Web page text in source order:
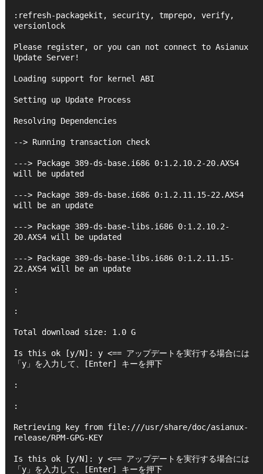
:refresh-packagekit, security, tmprepo, verify,
versionlock
Please register, or you can not connect to Asianux
Update Server!
Loading support for kernel ABI
Setting up Update Process
Resolving Dependencies
--> Running transaction check
---> Package 389-ds-base.i686 0:1.2.10.2-20.AXS4
will be updated
---> Package 389-ds-base.i686 0:1.2.11.15-22.AXS4
will be an update
---> Package 389-ds-base-libs.i686 0:1.2.10.2-
20.AXS4 will be updated
---> Package 389-ds-base-libs.i686 0:1.2.11.15-
22.AXS4 will be an update
:
:
Total download size: 1.0 G
Is this ok [y/N]: y <== アップデートを実行する場合には
「y」を入力して、[Enter] キーを押下
:
:
Retrieving key from file:///usr/share/doc/asianux-
release/RPM-GPG-KEY
Is this ok [y/N]: y <== アップデートを実行する場合には
「y」を入力して、[Enter] キーを押下